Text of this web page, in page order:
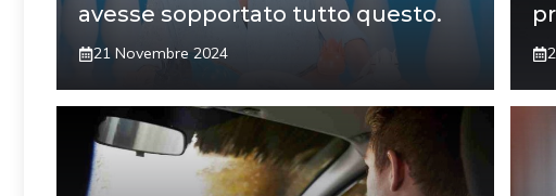
avesse sopportato tutto questo.
21 Novembre 2024